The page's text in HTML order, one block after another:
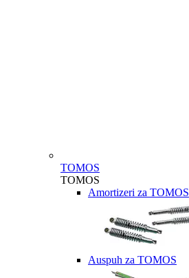
TOMOS
TOMOS
Amortizeri za TOMOS
Auspuh za TOMOS